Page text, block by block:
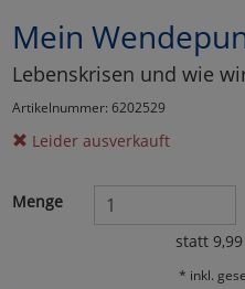
Mein
Lebenskrisen und wie
Artikelnummer: 6202529
Leider ausverkauft
Menge
statt
* inkl.
Marketing
Umfragetools
Cookies
Alle
Cookies